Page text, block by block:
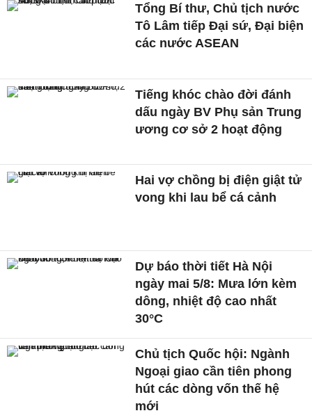
Tổng Bí thư, Chủ tịch nước
Tô Lâm tiếp Đại sứ, Đại biện
các nước ASEAN
Tiếng khóc chào đời đánh
dấu ngày BV Phụ sản Trung
ương cơ sở 2 hoạt động
Hai vợ chồng bị điện giật tử
vong khi lau bể cá cảnh
Dự báo thời tiết Hà Nội
ngày mai 5/8: Mưa lớn kèm
dông, nhiệt độ cao nhất
30°C
Chủ tịch Quốc hội: Ngành
Ngoại giao cần tiên phong
hút các dòng vốn thế hệ
mới